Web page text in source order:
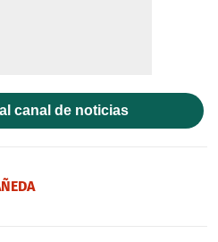
canal de noticias